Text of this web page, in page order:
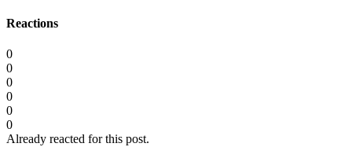
Reactions
0
0
0
0
0
0
Already reacted for this post.